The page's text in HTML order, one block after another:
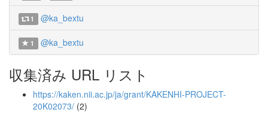
1 @ka_bextu
1 @ka_bextu
収集済み URL リスト
https://kaken.nii.ac.jp/ja/grant/KAKENHI-PROJECT-
20K02073/ (2)